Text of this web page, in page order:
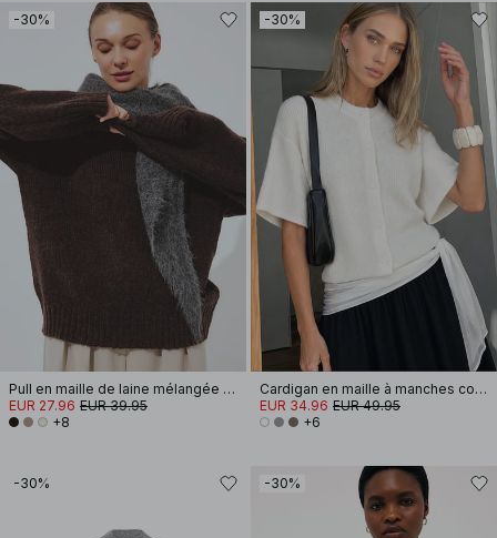
-30%
Pull en maille de laine mélangée à encolure ronde
EUR 27.96 EUR 39.95
+8
-30%
Cardigan en maille à manches courtes
EUR 34.96 EUR 49.95
+6
-30% -30%